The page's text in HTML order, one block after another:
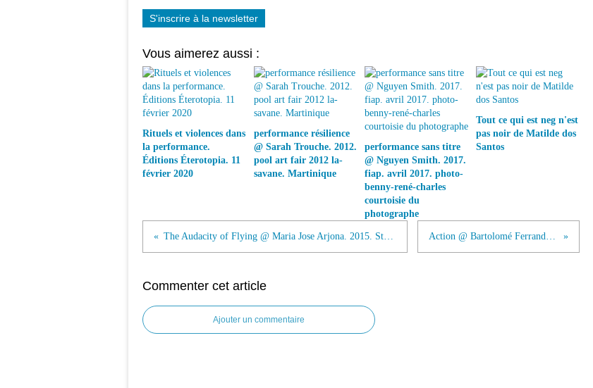
S'inscrire à la newsletter
Vous aimerez aussi :
Rituels et violences dans
la performance.
Éditions Éterotopia. 11
février 2020
performance résilience
@ Sarah Trouche. 2012.
pool art fair 2012 la-
savane. Martinique
performance sans titre
@ Nguyen Smith. 2017.
fiap. avril 2017. photo-
benny-rené-charles
courtoisie du
photographe
Tout ce qui est neg n'est
pas noir de Matilde dos
Santos
The Audacity of Flying @ Maria Jose Arjona. 2015. Studio Work Action @ Bartolomé Ferrando. 2014
Commenter cet article
Ajouter un commentaire